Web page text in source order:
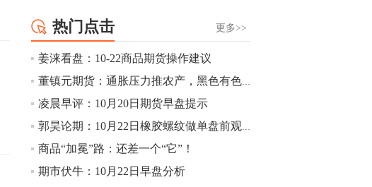
幅扩大至4.4%。
10:43
【行情】芝加哥11月大豆期货跌0.4%，12
月玉米期货跌1%。
10:43
【行情】油脂油料期货表现抢眼，豆二期
2.5%，棕榈油涨近2%，菜粕涨1.54%。
更多>>
热门点击
姜涞看盘：10-22商品期货操作建议
董镇元期货：通胀压力推农产，黑色有色还需空
凌晨早评：10月20日期货早盘提示
郭昊论期：10月22日橡胶螺纹做单盘前观点
商品“加冕”路：还差一个“它”！
期市伏牛：10月22日早盘分析